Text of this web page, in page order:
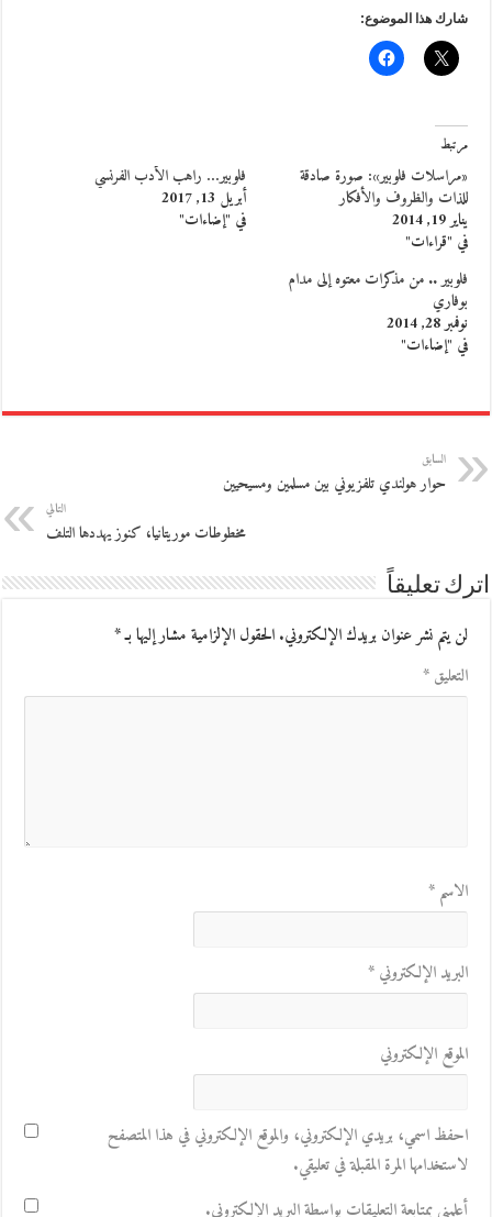
شارك هذا الموضوع:
مرتبط
«مراسلات فلوبير»: صورة صادقة
للذات والظروف والأفكار
يناير 19, 2014
في "قراءات"
فلوبير… راهب الأدب الفرنسي
أبريل 13, 2017
في "إضاءات"
فلوبير .. من مذكرات معتوه إلى مدام
بوفاري
نوفمبر 28, 2014
في "إضاءات"
السابق
حوار هولندي تلفزيوني بين مسلمين ومسيحيين
التالي
مخطوطات موريتانيا، كنوز يهددها التلف
اترك تعليقاً
لن يتم نشر عنوان بريدك الإلكتروني.الحقول الإلزامية مشار إليها بـ*
التعليق*
الاسم*
البريد الإلكتروني*
الموقع الإلكتروني
احفظ اسمي، بريدي الإلكتروني، والموقع الإلكتروني في هذا المتصفح
لاستخدامها المرة المقبلة في تعليقي.
أعلمني بمتابعة التعليقات بواسطة البريد الإلكتروني.